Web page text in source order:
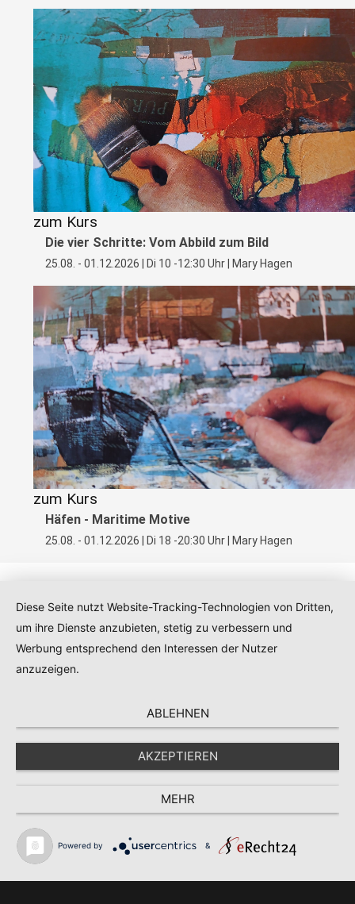
zum Kurs
Die vier Schritte: Vom Abbild zum Bild
25.08. - 01.12.2026 | Di 10 -12:30 Uhr | Mary Hagen
zum Kurs
Häfen - Maritime Motive
25.08. - 01.12.2026 | Di 18 -20:30 Uhr | Mary Hagen
Kontakt|Impressum|Datenschutz| AGB
Diese Seite nutzt Website-Tracking-Technologien von Dritten,
um ihre Dienste anzubieten, stetig zu verbessern und
Werbung entsprechend den Interessen der Nutzer
anzuzeigen.
ABLEHNEN
AKZEPTIEREN
MEHR
Powered by &